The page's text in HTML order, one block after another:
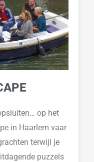
op het
in Haarlem vaar
terwijl je
puzzels